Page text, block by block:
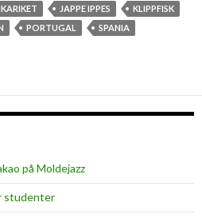
JAPPE IPPES
KLIPPFISK
PORTUGAL
SPANIA
på Moldejazz
studenter